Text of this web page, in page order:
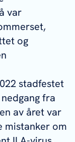
var
og
stadfestet
fra
av året var
mistanker om